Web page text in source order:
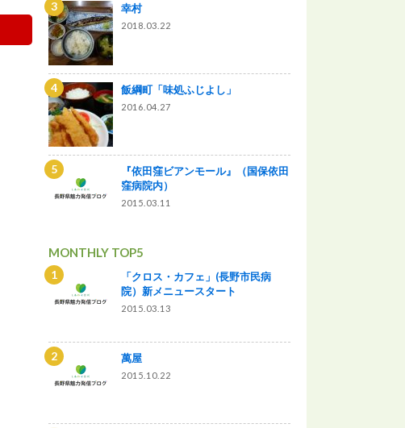
幸村
2018.03.22
飯綱町「味処ふじよし」
2016.04.27
『依田窪ビアンモール』（国保依田
窪病院内）
2015.03.11
MONTHLY TOP5
「クロス・カフェ」(長野市民病
院）新メニュースタート
2015.03.13
萬屋
2015.10.22